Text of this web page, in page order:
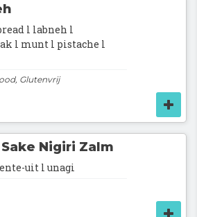
l labneh l
l munt l pistache l
Glutenvrij
Nigiri Zalm
uit l unagi